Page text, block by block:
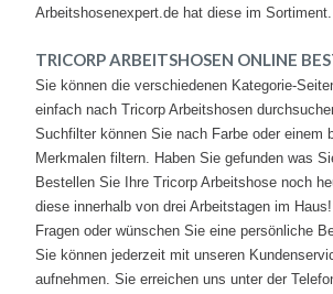
Thermohosen
Damen Arbeitshosen
Schnittschutzhose
Regenhosen
Unterhosen
Knieschützer
Arbeitshosenexpert.de hat diese im Sortiment.
TRICORP ARBEITSHOSEN ONLINE
Sie können die verschiedenen Kategorie-
einfach nach Tricorp Arbeitshosen
Suchfilter können Sie nach Farbe oder einem
Merkmalen filtern. Haben Sie gefunden was
Bestellen Sie Ihre Tricorp Arbeitshose noch
diese innerhalb von drei Arbeitstagen im
Fragen oder wünschen Sie eine persönliche
Sie können jederzeit mit unseren
aufnehmen. Sie erreichen uns unter der